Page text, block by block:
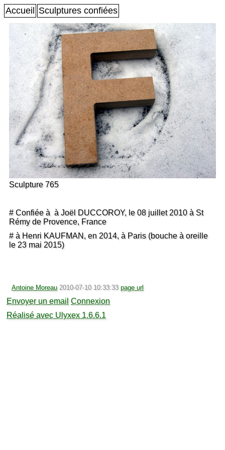
Accueil Sculptures confiées
Sculpture 765
# Confiée à à Joël DUCCOROY, le 08 juillet 2010 à St
Rémy de Provence, France
# à Henri KAUFMAN, en 2014, à Paris (bouche à oreille
le 23 mai 2015)
Antoine Moreau 2010-07-10 10:33:33 page url
Envoyer un email Connexion
Réalisé avec Ulyxex 1.6.6.1